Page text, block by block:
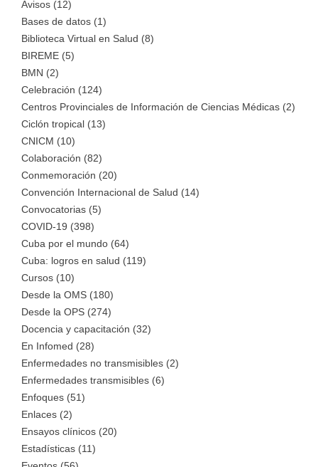
Avisos (12)
Bases de datos (1)
Biblioteca Virtual en Salud (8)
BIREME (5)
BMN (2)
Celebración (124)
Centros Provinciales de Información de Ciencias Médicas (2)
Ciclón tropical (13)
CNICM (10)
Colaboración (82)
Conmemoración (20)
Convención Internacional de Salud (14)
Convocatorias (5)
COVID-19 (398)
Cuba por el mundo (64)
Cuba: logros en salud (119)
Cursos (10)
Desde la OMS (180)
Desde la OPS (274)
Docencia y capacitación (32)
En Infomed (28)
Enfermedades no transmisibles (2)
Enfermedades transmisibles (6)
Enfoques (51)
Enlaces (2)
Ensayos clínicos (20)
Estadísticas (11)